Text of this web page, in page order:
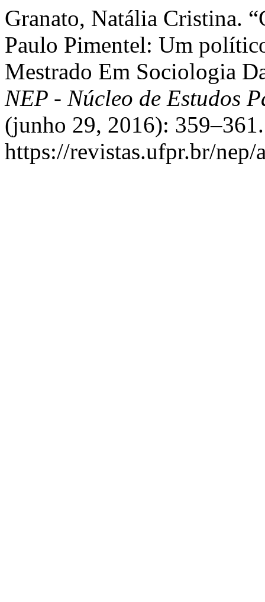
Granato, Natália Cristina.
Paulo Pimentel: Um
Mestrado Em Sociologia
NEP - Núcleo de Estudos
(junho 29, 2016):
https://revistas.ufpr.br/